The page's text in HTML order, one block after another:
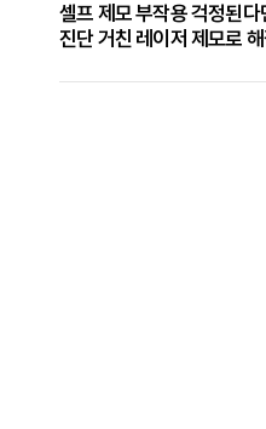
셀프 제모 부작용 걱정된다
진단 거친 레이저 제모로